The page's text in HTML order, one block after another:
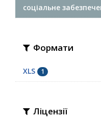
соціальне
Формати
XLS 1
Ліцензії